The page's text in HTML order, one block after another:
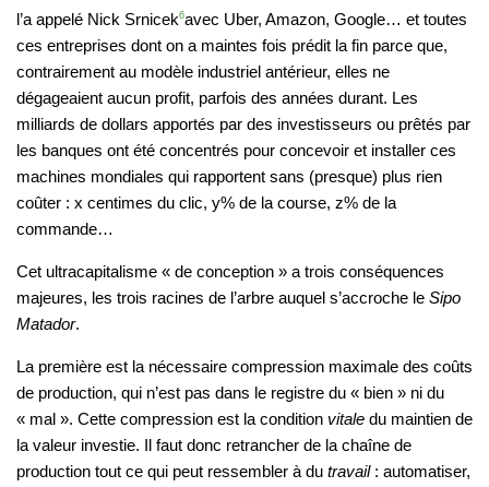
l’a appelé Nick Srnicek6avec Uber, Amazon, Google… et toutes
ces entreprises dont on a maintes fois prédit la fin parce que,
contrairement au modèle industriel antérieur, elles ne
dégageaient aucun profit, parfois des années durant. Les
milliards de dollars apportés par des investisseurs ou prêtés par
les banques ont été concentrés pour concevoir et installer ces
machines mondiales qui rapportent sans (presque) plus rien
coûter : x centimes du clic, y% de la course, z% de la
commande…
Cet ultracapitalisme « de conception » a trois conséquences
majeures, les trois racines de l’arbre auquel s’accroche le Sipo
Matador.
La première est la nécessaire compression maximale des coûts
de production, qui n’est pas dans le registre du « bien » ni du
« mal ». Cette compression est la condition vitale du maintien de
la valeur investie. Il faut donc retrancher de la chaîne de
production tout ce qui peut ressembler à du travail: automatiser,